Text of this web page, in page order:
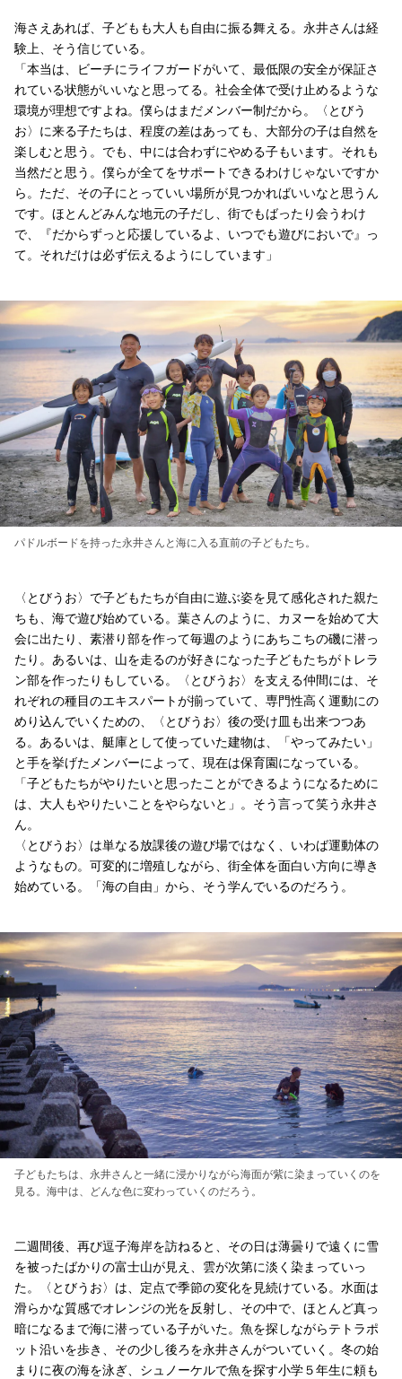
海さえあれば、子どもも大人も自由に振る舞える。永井さんは経
験上、そう信じている。
「本当は、ビーチにライフガードがいて、最低限の安全が保証さ
れている状態がいいなと思ってる。社会全体で受け止めるような
環境が理想ですよね。僕らはまだメンバー制だから。〈とびう
お〉に来る子たちは、程度の差はあっても、大部分の子は自然を
楽しむと思う。でも、中には合わずにやめる子もいます。それも
当然だと思う。僕らが全てをサポートできるわけじゃないですか
ら。ただ、その子にとっていい場所が見つかればいいなと思うん
です。ほとんどみんな地元の子だし、街でもばったり会うわけ
で、『だからずっと応援しているよ、いつでも遊びにおいで』っ
て。それだけは必ず伝えるようにしています」
パドルボードを持った永井さんと海に入る直前の子どもたち。
〈とびうお〉で子どもたちが自由に遊ぶ姿を見て感化された親た
ちも、海で遊び始めている。葉さんのように、カヌーを始めて大
会に出たり、素潜り部を作って毎週のようにあちこちの磯に潜っ
たり。あるいは、山を走るのが好きになった子どもたちがトレラ
ン部を作ったりもしている。〈とびうお〉を支える仲間には、そ
れぞれの種目のエキスパートが揃っていて、専門性高く運動にの
めり込んでいくための、〈とびうお〉後の受け皿も出来つつあ
る。あるいは、艇庫として使っていた建物は、「やってみたい」
と手を挙げたメンバーによって、現在は保育園になっている。
「子どもたちがやりたいと思ったことができるようになるために
は、大人もやりたいことをやらないと」。そう言って笑う永井さ
ん。
〈とびうお〉は単なる放課後の遊び場ではなく、いわば運動体の
ようなもの。可変的に増殖しながら、街全体を面白い方向に導き
始めている。「海の自由」から、そう学んでいるのだろう。
子どもたちは、永井さんと一緒に浸かりながら海面が紫に染まっていくのを
見る。海中は、どんな色に変わっていくのだろう。
二週間後、再び逗子海岸を訪ねると、その日は薄曇りで遠くに雪
を被ったばかりの富士山が見え、雲が次第に淡く染まっていっ
た。〈とびうお〉は、定点で季節の変化を見続けている。水面は
滑らかな質感でオレンジの光を反射し、その中で、ほとんど真っ
暗になるまで海に潜っている子がいた。魚を探しながらテトラポ
ット沿いを歩き、その少し後ろを永井さんがついていく。冬の始
まりに夜の海を泳ぎ、シュノーケルで魚を探す小学５年生に頼も